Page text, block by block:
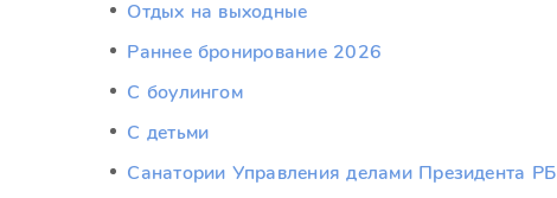
Отдых на выходные
Раннее бронирование 2026
С боулингом
С детьми
Санатории Управления делами Президента РБ